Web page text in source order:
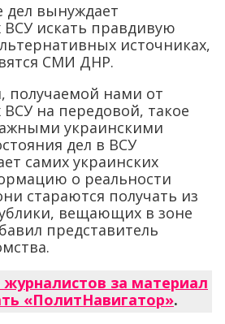
дел вынуждает
искать правдивую
источниках,
СМИ ДНР.
получаемой нами от
на передовой, такое
украинскими
дел в ВСУ
самих украинских
о реальности
стараются получать из
вещающих в зоне
представитель
за материал
«ПолитНавигатор».